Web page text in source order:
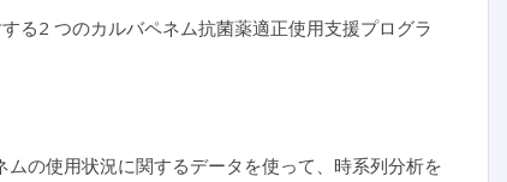
る2 つのカルバペネム抗菌薬適正使用支援プログラ
の使用状況に関するデータを使って、時系列分析を